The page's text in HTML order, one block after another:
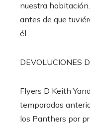
nuestra
antes de que
él.
DEVOLUCIONES
Flyers D Keith
temporadas
los Panthers por